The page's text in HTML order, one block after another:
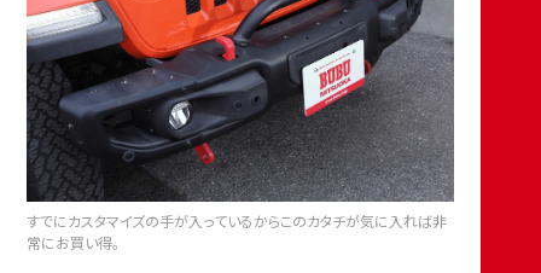
すでにカスタマイズの手が入っているからこのカタチが気に入れば非
常にお買い得。